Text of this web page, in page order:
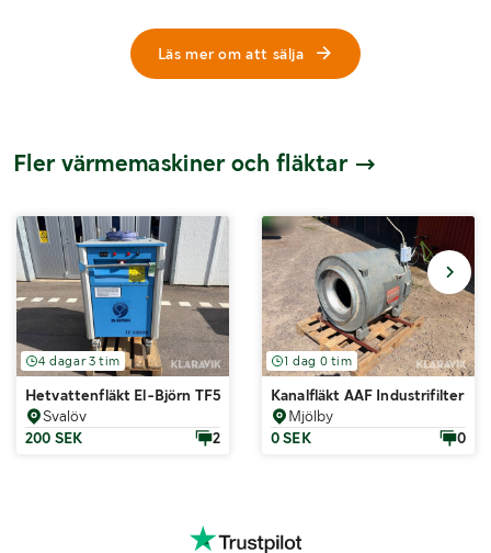
Läs mer om att sälja
Fler värmemaskiner och fläktar
4 dagar 3 tim
Hetvattenfläkt El-Björn TF50HWI
Svalöv
200 SEK
2
1 dag 0 tim
Kanalfläkt AAF Industrifilter
Mjölby
0 SEK
0